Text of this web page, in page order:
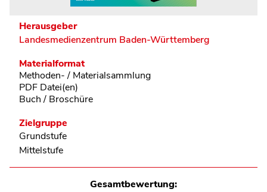
Herausgeber
Landesmedienzentrum Baden-Württemberg
Materialformat
Methoden- / Materialsammlung
PDF Datei(en)
Buch / Broschüre
Zielgruppe
Grundstufe
Mittelstufe
Gesamtbewertung: